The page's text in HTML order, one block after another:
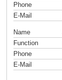
Phone
E-Mail
Name
Function
Phone
E-Mail